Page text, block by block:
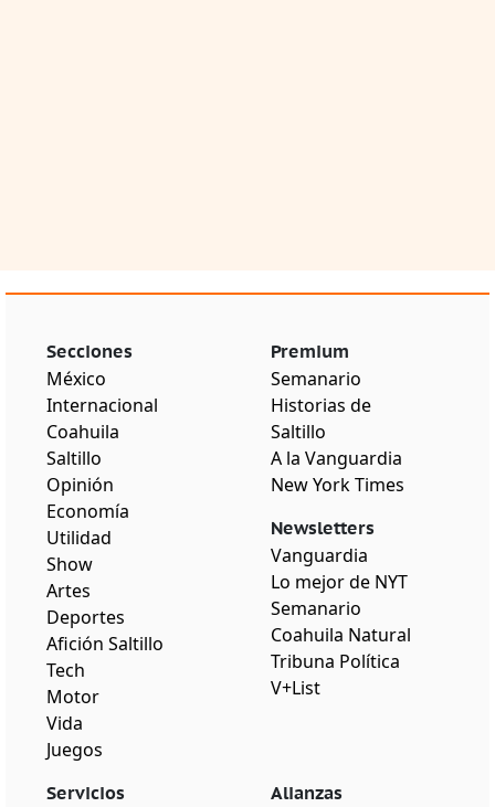
Secciones
México
Internacional
Coahuila
Saltillo
Opinión
Economía
Utilidad
Show
Artes
Deportes
Afición Saltillo
Tech
Motor
Vida
Juegos
Premium
Semanario
Historias de
Saltillo
A la Vanguardia
New York Times
Newsletters
Vanguardia
Lo mejor de NYT
Semanario
Coahuila Natural
Tribuna Política
V+List
Servicios Alianzas